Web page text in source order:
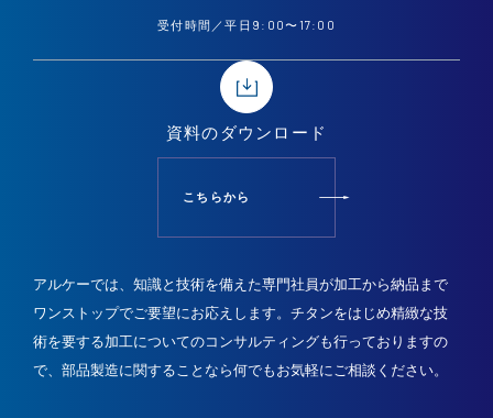
受付時間／平日 9:00〜 17:00
資料の ダウンロード
こちらから
アルケーでは、知識と技術を備えた専門社員が加工から納品まで
ワンストップでご要望にお応えします。チタンをはじめ精緻な技
術を要する加工についてのコンサルティングも行っておりますの
で、部品製造に関することなら何でもお気軽にご相談ください。